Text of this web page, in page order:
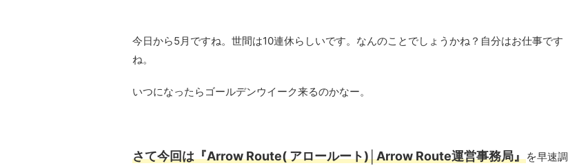
今日から5月ですね。世間は10連休らしいです。なんのことでしょうかね？自分はお仕事です
ね。
いつになったらゴールデンウイーク来るのかなー。
さて今回は『Arrow Route( アロールート)│Arrow Route運営事務局』を早速調